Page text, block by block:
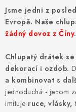
KVĚTINY A LISTY
SVATBA
NOVINKY
TIPY NA TVOŘENÍ
Jsme jedni z
Evropě. Naše
žádný dovoz z Číny.
Chlupatý drátek
dekorací i ozdob.
a kombinovat s
jednoduchá - jenom
imituje ruce,